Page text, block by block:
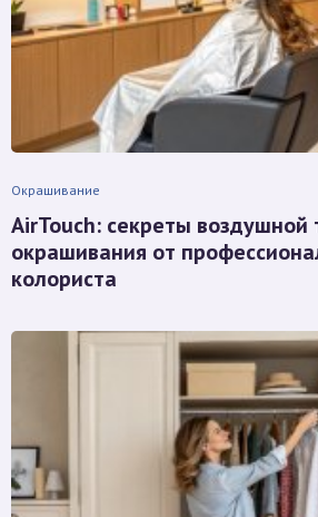
Окрашивание
AirTouch: секреты воздушной
окрашивания от
колориста